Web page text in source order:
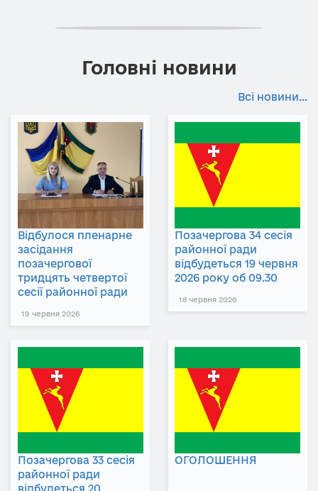
Головні новини
Всі новини...
Відбулося пленарне
засідання
позачергової
тридцять четвертої
сесії районної ради
19 червня 2026
Позачергова 34 сесія
районної ради
відбудеться 19 червня
2026 року об 09.30
18 червня 2026
Позачергова 33 сесія
районної ради
відбудеться 20
ОГОЛОШЕННЯ